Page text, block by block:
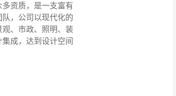
资质，是一支富有
，公司以现代化的
、市政、照明、装
成，达到设计空间